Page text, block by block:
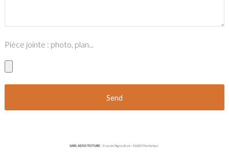
Pièce jointe : photo, plan...